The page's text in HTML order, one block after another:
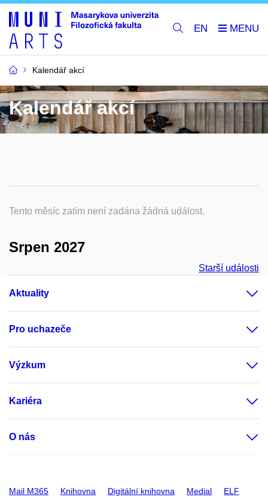
EN
Kalendář akcí
Kalendář akcí
Tento měsíc zatím není zadána žádná událost.
Srpen 2027
Starší události
Aktuality
Pro uchazeče
Výzkum
Kariéra
O nás
Mail M365 Knihovna Digitální knihovna Medial ELF